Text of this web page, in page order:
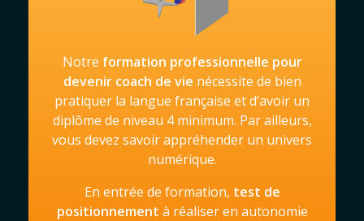
Notre formation professionnelle pour
devenir coach de vie nécessite de bien
pratiquer la langue française et d’avoir un
diplôme de niveau 4 minimum. Par ailleurs,
vous devez savoir appréhender un univers
numérique.
En entrée de formation, test de
positionnement à réaliser en autonomie